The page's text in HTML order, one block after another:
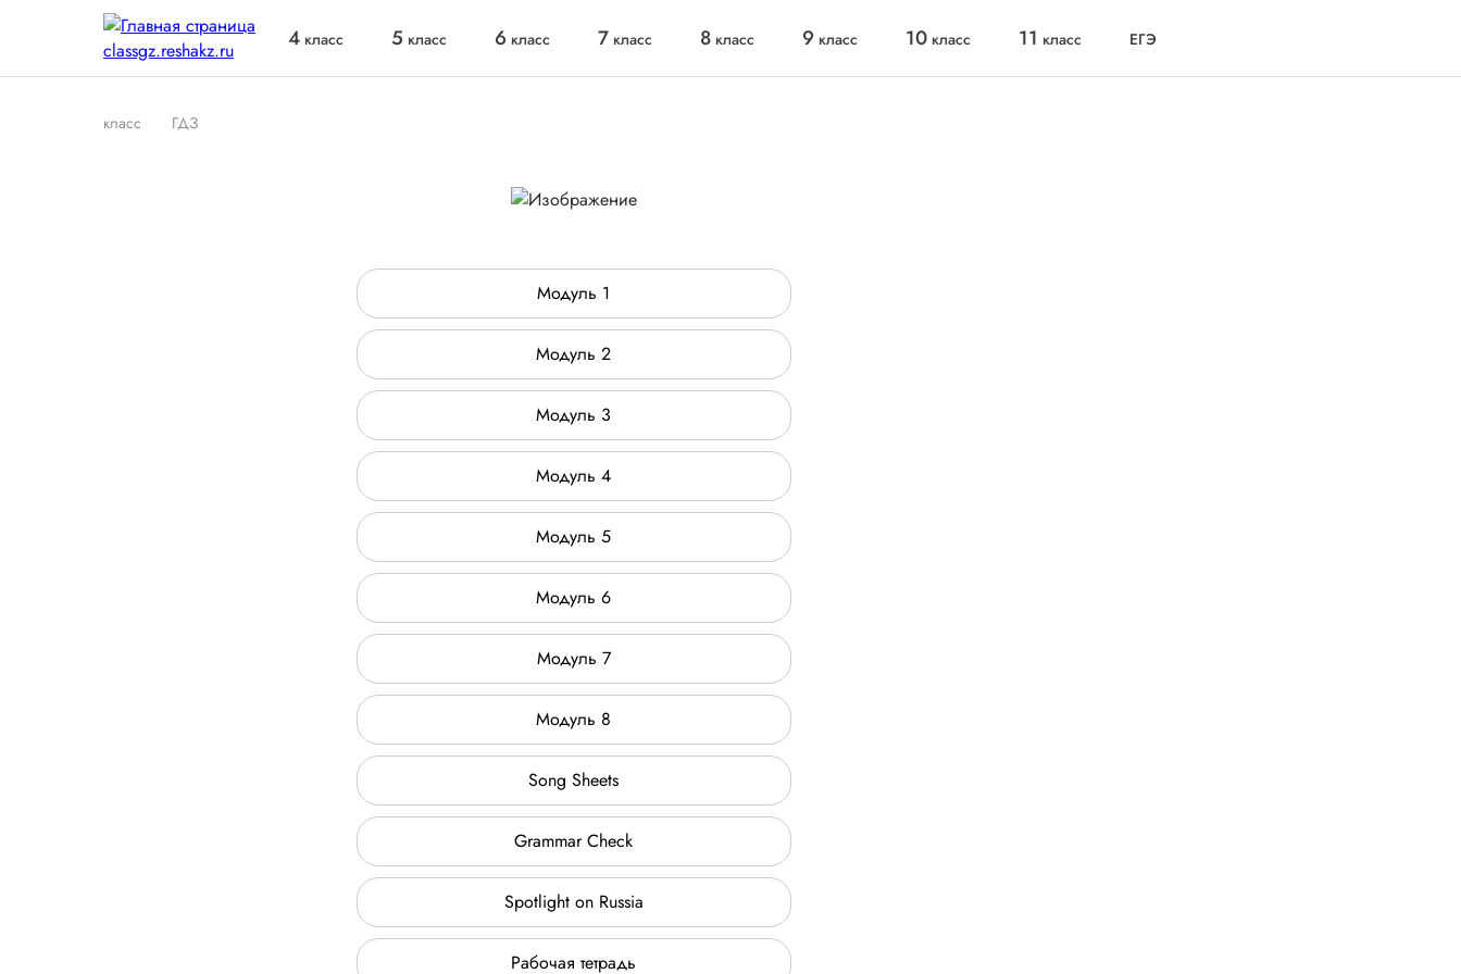
4 класс 5 класс 6 класс 7 класс 8 класс 9 класс 10 класс 11 класс ЕГЭ
класс ГДЗ
Модуль 1
Модуль 2
Модуль 3
Модуль 4
Модуль 5
Модуль 6
Модуль 7
Модуль 8
Song Sheets
Grammar Check
Spotlight on Russia
Рабочая тетрадь